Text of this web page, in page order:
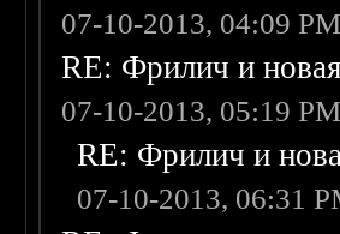
07-10-2013, 04:09 PM
RE: Фрилич и
07-10-2013, 05:19 PM
RE: Фрилич и
07-10-2013, 06:31